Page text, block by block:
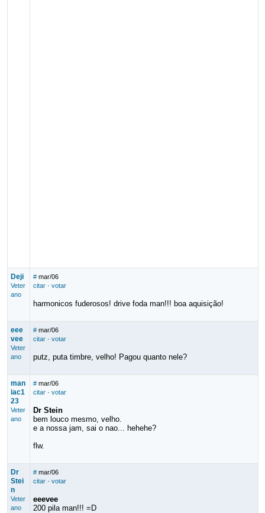
Deji
Veter
ano
# mar/06
citar· votar
harmonicos fuderosos! drive foda man!!! boa aquisição!
eee
vee
Veter
ano
# mar/06
citar· votar
putz, puta timbre, velho! Pagou quanto nele?
man
iac1
23
Veter
ano
# mar/06
citar· votar
Dr Stein
bem louco mesmo, velho.
e a nossa jam, sai o nao... hehehe?
flw.
Dr
Stei
n
Veter
ano
# mar/06
citar· votar
eeevee
200 pila man!!! =D